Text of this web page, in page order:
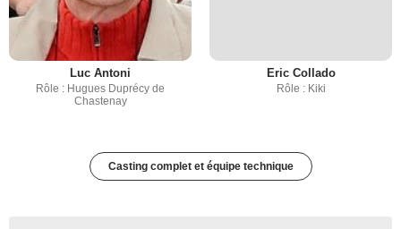
Luc Antoni
Rôle : Hugues Duprécy de
Chastenay
Eric Collado
Rôle : Kiki
Casting complet et équipe technique